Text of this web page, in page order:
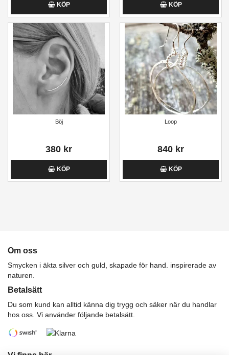
KÖP KÖP
Böj
380 kr
KÖP
Loop
840 kr
KÖP
Om oss
Smycken i äkta silver och guld, skapade för hand. inspirerade av
naturen.
Betalsätt
Du som kund kan alltid känna dig trygg och säker när du handlar
hos oss. Vi använder följande betalsätt.